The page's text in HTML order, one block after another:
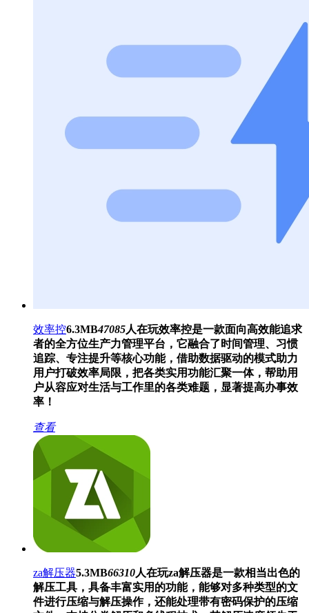
效率控6.3MB47085人在玩效率控是一款面向高效能追求
者的全方位生产力管理平台，它融合了时间管理、习惯
追踪、专注提升等核心功能，借助数据驱动的模式助力
用户打破效率局限，把各类实用功能汇聚一体，帮助用
户从容应对生活与工作里的各类难题，显著提高办事效
率！
查看
za解压器5.3MB66310人在玩za解压器是一款相当出色的
解压工具，具备丰富实用的功能，能够对多种类型的文
件进行压缩与解压操作，还能处理带有密码保护的压缩